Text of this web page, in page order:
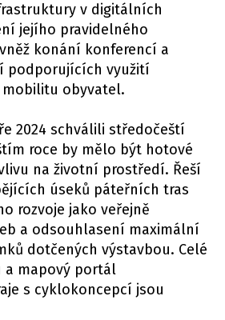
v digitálních
jejího pravidelného
konání konferencí a
podporujících využití
obyvatel.
2024 schválili středočeští
roce by mělo být hotové
na životní prostředí. Řeší
úseků páteřních tras
rozvoje jako veřejně
a odsouhlasení maximální
dotčených výstavbou. Celé
mapový portál
s cyklokoncepcí jsou